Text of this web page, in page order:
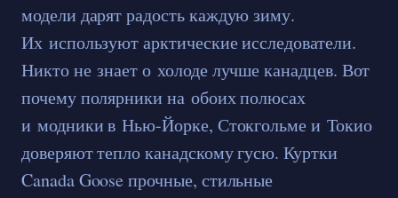
модели дарят радость каждую зиму.
Их используют арктические исследователи.
Никто не знает о холоде лучше канадцев. Вот
почему полярники на обоих полюсах
и модники в Нью-Йорке, Стокгольме и Токио
доверяют тепло канадскому гусю. Куртки
Canada Goose прочные, стильные